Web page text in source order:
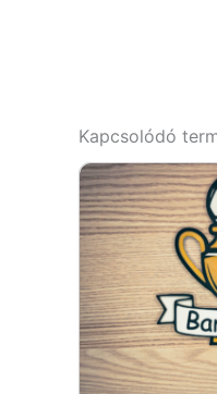
Kapcsolódó